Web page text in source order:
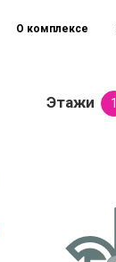
О комплексе
Этажи 1